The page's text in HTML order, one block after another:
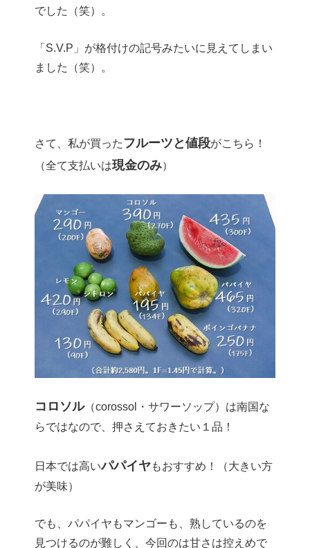
でした（笑）。
「S.V.P」が格付けの記号みたいに見えてしまい
ました（笑）。
さて、私が買った フルーツと値段がこちら！
（全て支払いは現金のみ）
コロソル（corossol・サワーソップ）は南国な
らではなので、押さえておきたい１品！
日本では高いパパイヤもおすすめ！（大きい方
が美味）
でも、パパイヤもマンゴーも、熟しているのを
見つけるのが難しく、今回のは甘さは控えめで